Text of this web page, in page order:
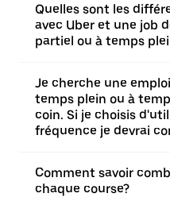
Quelles sont les
avec Uber et une job
partiel ou à temps
Je cherche une
temps plein ou à
coin. Si je choisis
fréquence je devrai
Comment savoir
chaque course?